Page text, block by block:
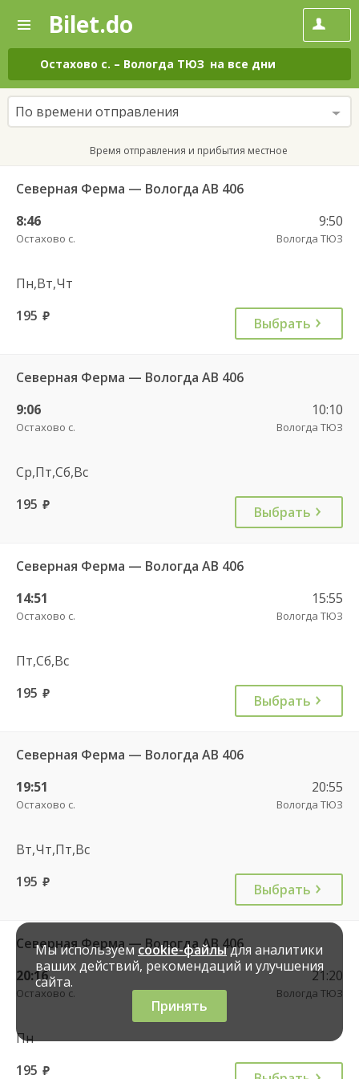
—
Поиск
и
покупка
билетов
на
автобус
онлайн
Bilet.do
Остахово с. – Вологда ТЮЗ на все дни
По времени отправления
Время отправления и прибытия местное
Северная Ферма — Вологда АВ 406
8:46
Остахово с.
9:50
Вологда ТЮЗ
Пн,Вт,Чт
195 руб. Выбрать
Северная Ферма — Вологда АВ 406
9:06
Остахово с.
10:10
Вологда ТЮЗ
Ср,Пт,Сб,Вс
195 руб. Выбрать
Северная Ферма — Вологда АВ 406
14:51
Остахово с.
15:55
Вологда ТЮЗ
Пт,Сб,Вс
195 руб. Выбрать
Северная Ферма — Вологда АВ 406
19:51
Остахово с.
20:55
Вологда ТЮЗ
Вт,Чт,Пт,Вс
195 руб. Выбрать
Северная Ферма — Вологда АВ 406
20:16
Остахово с.
21:20
Вологда ТЮЗ
Пн
195 руб.
Мы используемcookie-файлыдля аналитики
ваших действий, рекомендаций и улучшения
сайта.
Принять